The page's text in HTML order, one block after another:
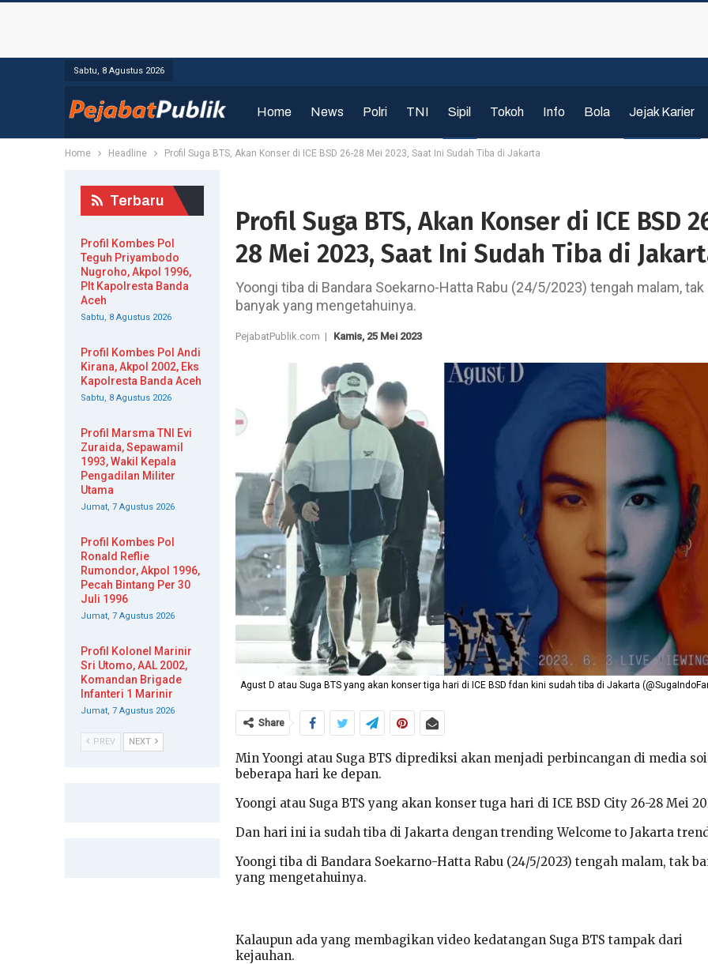
Sabtu, 8 Agustus 2026
Home News Polri TNI Sipil Tokoh Info Bola Jejak Karier
Home Headline Profil Suga BTS, Akan Konser di ICE BSD 26-28 Mei 2023, Saat Ini Sudah Tiba di Jakarta
Profil Suga BTS, Akan Konser di ICE BSD
28 Mei 2023, Saat Ini Sudah Tiba di
Yoongi tiba di Bandara Soekarno-Hatta Rabu (24/5/2023) tengah malam, tak
banyak yang mengetahuinya.
PejabatPublik.com | Kamis, 25 Mei 2023
Agust D atau Suga BTS yang akan konser tiga hari di ICE BSD fdan kini sudah tiba di Jakarta
Share
Min Yoongi atau Suga BTS diprediksi akan menjadi perbincangan di media
beberapa hari ke depan.
Yoongi atau Suga BTS yang akan konser tuga hari di ICE BSD City 26-28 Mei
Dan hari ini ia sudah tiba di Jakarta dengan trending Welcome to Jakarta
Yoongi tiba di Bandara Soekarno-Hatta Rabu (24/5/2023) tengah malam, tak
yang mengetahuinya.
Kalaupun ada yang membagikan video kedatangan Suga BTS tampak dari
kejauhan.
Terbaru
Profil Kombes Pol
Teguh Priyambodo
Nugroho, Akpol 1996,
Plt Kapolresta Banda
Aceh
Sabtu, 8 Agustus 2026
Profil Kombes Pol Andi
Kirana, Akpol 2002, Eks
Kapolresta Banda Aceh
Sabtu, 8 Agustus 2026
Profil Marsma TNI Evi
Zuraida, Sepawamil
1993, Wakil Kepala
Pengadilan Militer
Utama
Jumat, 7 Agustus 2026
Profil Kombes Pol
Ronald Reflie
Rumondor, Akpol 1996,
Pecah Bintang Per 30
Juli 1996
Jumat, 7 Agustus 2026
Profil Kolonel Marinir
Sri Utomo, AAL 2002,
Komandan Brigade
Infanteri 1 Marinir
Jumat, 7 Agustus 2026
PREV NEXT